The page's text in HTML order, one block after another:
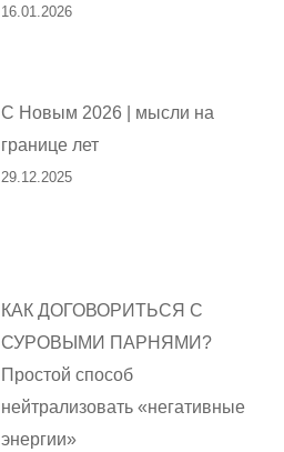
16.01.2026
С Новым 2026 | мысли на
границе лет
29.12.2025
КАК ДОГОВОРИТЬСЯ С
СУРОВЫМИ ПАРНЯМИ?
Простой способ
нейтрализовать «негативные
энергии»